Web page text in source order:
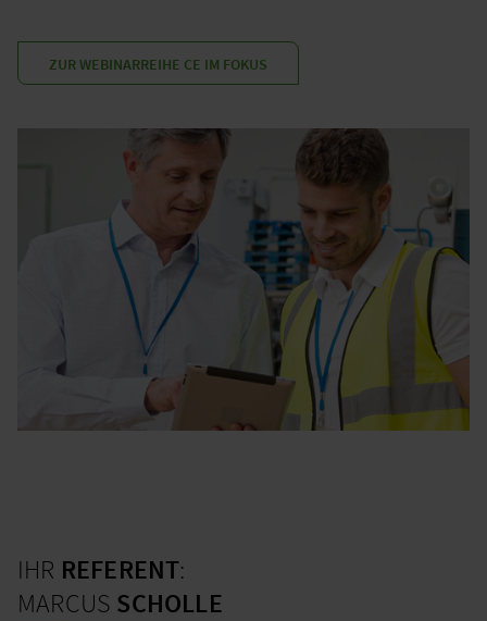
ZUR WEBINARREIHE CE IM FOKUS
IHR REFERENT:
MARCUS SCHOLLE